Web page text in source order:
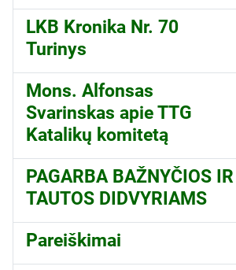
LKB Kronika Nr. 70
Turinys
Mons. Alfonsas
Svarinskas apie TTG
Katalikų komitetą
PAGARBA BAŽNYČIOS IR
TAUTOS DIDVYRIAMS
Pareiškimai